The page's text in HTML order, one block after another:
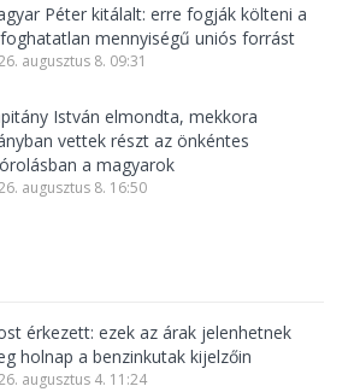
Péter kitálalt: erre fogják költeni a
mennyiségű uniós forrást
augusztus 8. 09:31
István elmondta, mekkora
vettek részt az önkéntes
a magyarok
augusztus 8. 16:50
érkezett: ezek az árak jelenhetnek
holnap a benzinkutak kijelzőin
augusztus 4. 11:24